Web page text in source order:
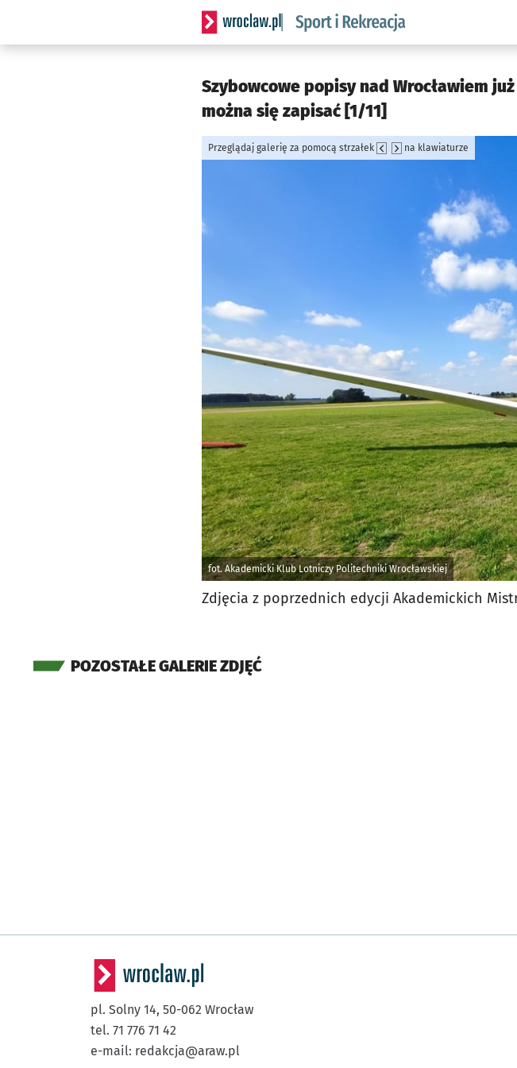
Serwis informacyjny wroclaw.pl podserwis: Sport i
Szybowcowe popisy nad Wrocławiem
można się zapisać [1/11]
fot. Akademicki Klub Lotniczy Politechniki Wrocławskiej
Przeglądaj galerię za pomocą strzałek na klawiaturze
Zdjęcia z poprzednich edycji Akademickich
POZOSTAŁE GALERIE ZDJĘĆ
pl. Solny 14, 50-062 Wrocław
tel. 71 776 71 42
e-mail: redakcja@araw.pl